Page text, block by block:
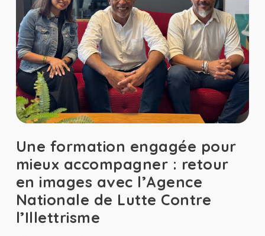
Une formation engagée pour
mieux accompagner : retour
en images avec l’Agence
Nationale de Lutte Contre
l’Illettrisme